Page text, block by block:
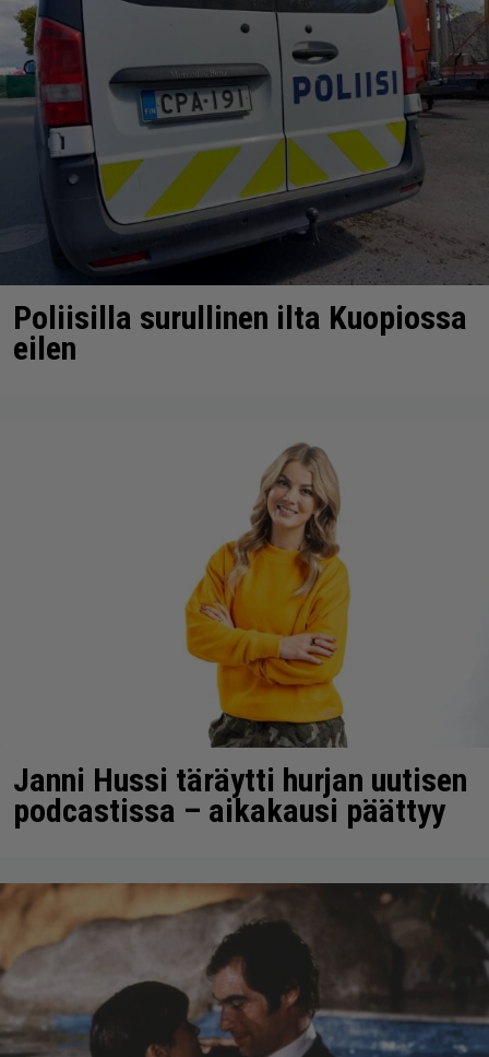
Poliisilla surullinen ilta Kuopiossa
eilen
Janni Hussi täräytti hurjan uutisen
podcastissa – aikakausi päättyy